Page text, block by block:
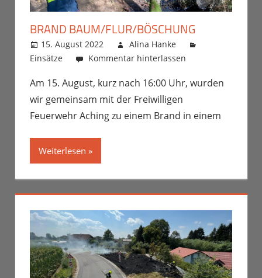
BRAND BAUM/FLUR/BÖSCHUNG
15. August 2022
Alina Hanke
Einsätze
Kommentar hinterlassen
Am 15. August, kurz nach 16:00 Uhr, wurden
wir gemeinsam mit der Freiwilligen
Feuerwehr Aching zu einem Brand in einem
Weiterlesen